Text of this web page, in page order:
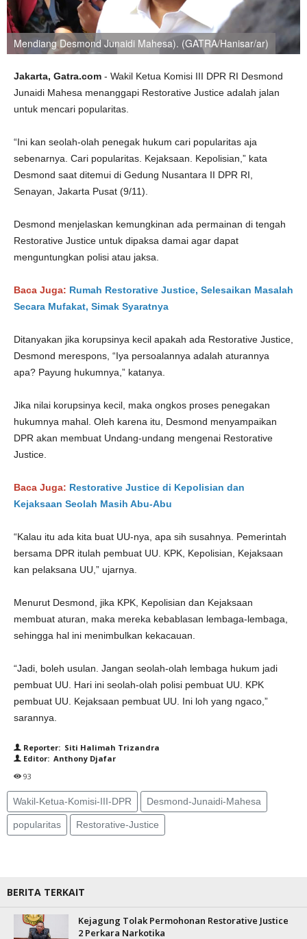
Mendiang Desmond Junaidi Mahesa). (GATRA/Hanisar/ar)
Jakarta, Gatra.com - Wakil Ketua Komisi III DPR RI Desmond
Junaidi Mahesa menanggapi Restorative Justice adalah jalan
untuk mencari popularitas.
“Ini kan seolah-olah penegak hukum cari popularitas aja
sebenarnya. Cari popularitas. Kejaksaan. Kepolisian,” kata
Desmond saat ditemui di Gedung Nusantara II DPR RI,
Senayan, Jakarta Pusat (9/11).
Desmond menjelaskan kemungkinan ada permainan di tengah
Restorative Justice untuk dipaksa damai agar dapat
menguntungkan polisi atau jaksa.
Baca Juga: Rumah Restorative Justice, Selesaikan Masalah
Secara Mufakat, Simak Syaratnya
Ditanyakan jika korupsinya kecil apakah ada Restorative Justice,
Desmond merespons, “Iya persoalannya adalah aturannya
apa? Payung hukumnya,” katanya.
Jika nilai korupsinya kecil, maka ongkos proses penegakan
hukumnya mahal. Oleh karena itu, Desmond menyampaikan
DPR akan membuat Undang-undang mengenai Restorative
Justice.
Baca Juga: Restorative Justice di Kepolisian dan
Kejaksaan Seolah Masih Abu-Abu
“Kalau itu ada kita buat UU-nya, apa sih susahnya. Pemerintah
bersama DPR itulah pembuat UU. KPK, Kepolisian, Kejaksaan
kan pelaksana UU,” ujarnya.
Menurut Desmond, jika KPK, Kepolisian dan Kejaksaan
membuat aturan, maka mereka kebablasan lembaga-lembaga,
sehingga hal ini menimbulkan kekacauan.
“Jadi, boleh usulan. Jangan seolah-olah lembaga hukum jadi
pembuat UU. Hari ini seolah-olah polisi pembuat UU. KPK
pembuat UU. Kejaksaan pembuat UU. Ini loh yang ngaco,”
sarannya.
Reporter: Siti Halimah Trizandra
Editor: Anthony Djafar
93
Wakil-Ketua-Komisi-III-DPR Desmond-Junaidi-Mahesa
popularitas Restorative-Justice
BERITA TERKAIT
Kejagung Tolak Permohonan Restorative Justice
2 Perkara Narkotika